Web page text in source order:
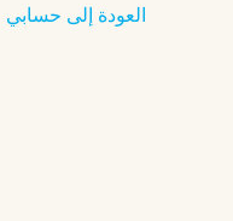
العودة إلى حسابي